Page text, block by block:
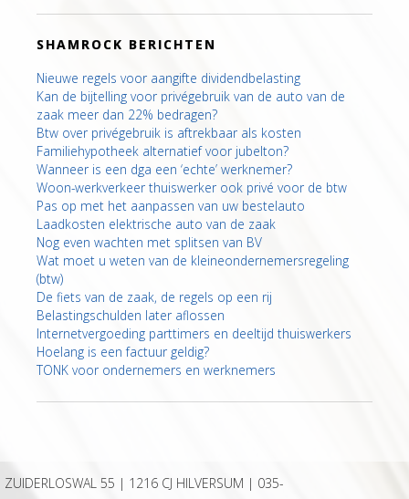
SHAMROCK BERICHTEN
Nieuwe regels voor aangifte dividendbelasting
Kan de bijtelling voor privégebruik van de auto van de
zaak meer dan 22% bedragen?
Btw over privégebruik is aftrekbaar als kosten
Familiehypotheek alternatief voor jubelton?
Wanneer is een dga een ‘echte’ werknemer?
Woon-werkverkeer thuiswerker ook privé voor de btw
Pas op met het aanpassen van uw bestelauto
Laadkosten elektrische auto van de zaak
Nog even wachten met splitsen van BV
Wat moet u weten van de kleineondernemersregeling
(btw)
De fiets van de zaak, de regels op een rij
Belastingschulden later aflossen
Internetvergoeding parttimers en deeltijd thuiswerkers
Hoelang is een factuur geldig?
TONK voor ondernemers en werknemers
ZUIDERLOSWAL 55 | 1216 CJ HILVERSUM | 035-